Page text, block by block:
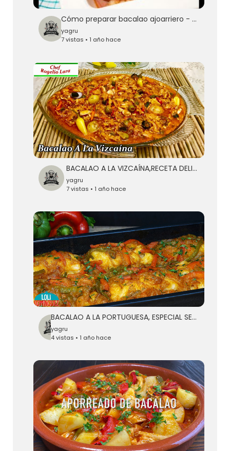
Cómo preparar bacalao ajoarriero - Karlos Arguiñano
yagru
7 vistas • 1 año hace
BACALAO A LA VIZCAÍNA,RECETA DELICIOSA!
yagru
7 vistas • 1 año hace
BACALAO A LA PORTUGUESA, ESPECIAL SEMANA SANTA - Loli Domínguez - Recetas - paso a paso - tutorial.
yagru
4 vistas • 1 año hace